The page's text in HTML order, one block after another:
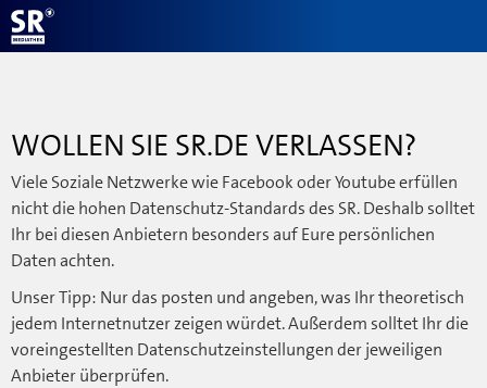
WOLLEN SIE SR.DE VERLASSEN?
Viele Soziale Netzwerke wie Facebook oder Youtube erfüllen
nicht die hohen Datenschutz-Standards des SR. Deshalb solltet
Ihr bei diesen Anbietern besonders auf Eure persönlichen
Daten achten.
Unser Tipp: Nur das posten und angeben, was Ihr theoretisch
jedem Internetnutzer zeigen würdet. Außerdem solltet Ihr die
voreingestellten Datenschutzeinstellungen der jeweiligen
Anbieter überprüfen.